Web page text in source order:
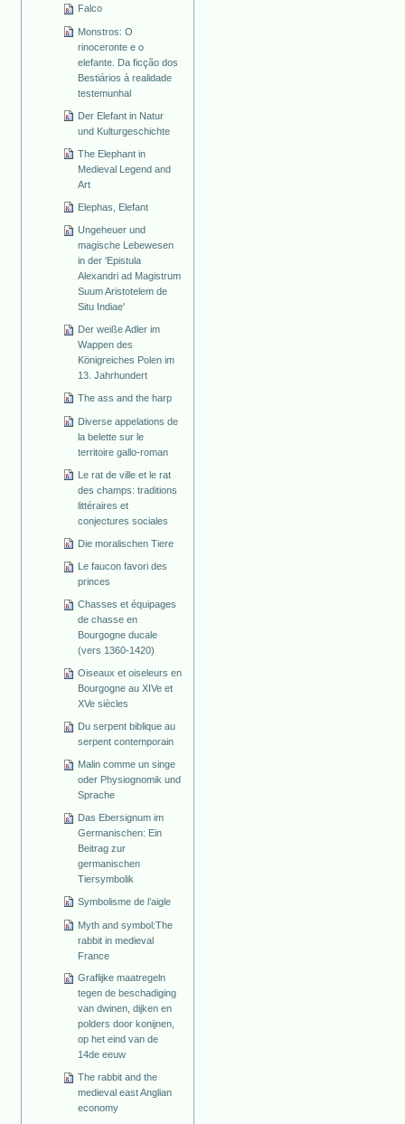
Falco
Monstros: O
rinoceronte e o
elefante. Da ficção dos
Bestiários à realidade
testemunhal
Der Elefant in Natur
und Kulturgeschichte
The Elephant in
Medieval Legend and
Art
Elephas, Elefant
Ungeheuer und
magische Lebewesen
in der 'Epistula
Alexandri ad Magistrum
Suum Aristotelem de
Situ Indiae'
Der weiße Adler im
Wappen des
Königreiches Polen im
13. Jahrhundert
The ass and the harp
Diverse appelations de
la belette sur le
territoire gallo-roman
Le rat de ville et le rat
des champs: traditions
littéraires et
conjectures sociales
Die moralischen Tiere
Le faucon favori des
princes
Chasses et équipages
de chasse en
Bourgogne ducale
(vers 1360-1420)
Oiseaux et oiseleurs en
Bourgogne au XIVe et
XVe siècles
Du serpent biblique au
serpent contemporain
Malin comme un singe
oder Physiognomik und
Sprache
Das Ebersignum im
Germanischen: Ein
Beitrag zur
germanischen
Tiersymbolik
Symbolisme de l’aigle
Myth and symbol:The
rabbit in medieval
France
Graflijke maatregeln
tegen de beschadiging
van dwinen, dijken en
polders door konijnen,
op het eind van de
14de eeuw
The rabbit and the
medieval east Anglian
economy